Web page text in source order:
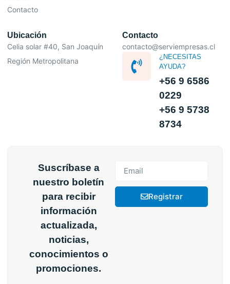
Contacto
Ubicación
Celia solar #40, San Joaquín
Región Metropolitana
Contacto
contacto@serviempresas.cl
¿NECESITAS
AYUDA?
+56 9 6586
0229
+56 9 5738
8734
Suscríbase a
nuestro boletín
para recibir
información
actualizada,
noticias,
conocimientos o
promociones.
Registrar